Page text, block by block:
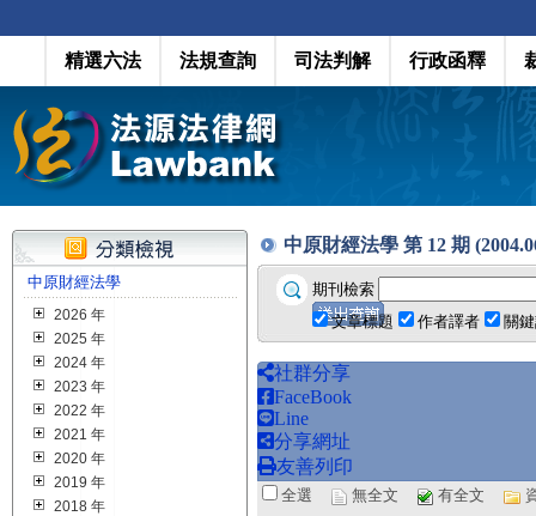
精選六法 法規查詢 司法判解 行政函釋
中原財經法學
2026 年
2025 年
2024 年
2023 年
2022 年
2021 年
2020 年
2019 年
2018 年
中原財經法學 第 12 期
期刊檢索
文章標題
作者譯者 關
社群分享
FaceBook
Line
分享網址
友善列印
全選 無全文 有全文